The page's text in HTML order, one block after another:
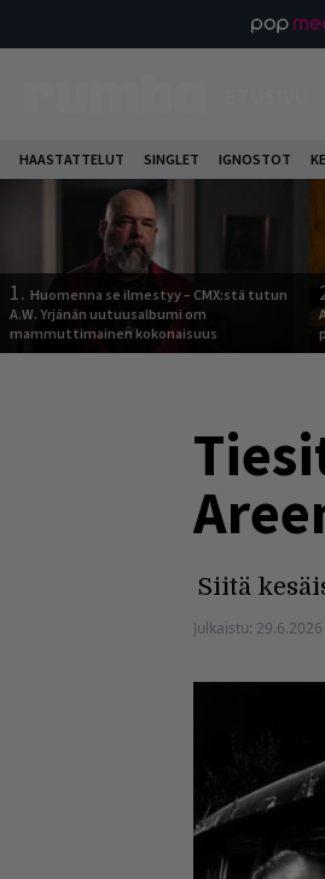
HAASTATTELUT SINGLET IGNOSTOT
1. Huomenna se ilmestyy – CMX:stä tutun
A.W. Yrjänän uutuusalbumi om
mammuttimainen kokonaisuus
Siitä
Julkaistu: